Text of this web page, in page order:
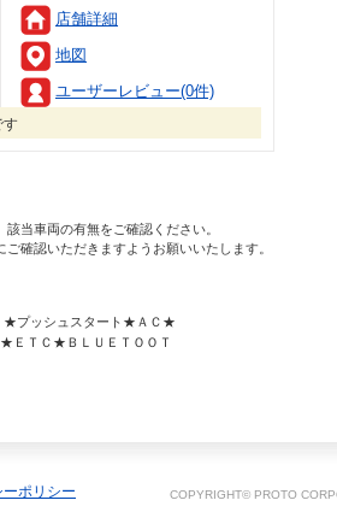
店舗詳細
地図
ユーザーレビュー(0件)
す
当車両の有無をご確認ください。
確認いただきますようお願いいたします。
★プッシュスタート★ＡＣ★
ＥＴＣ★ＢＬＵＥＴＯＯＴ
ーポリシー COPYRIGHT© PROTO